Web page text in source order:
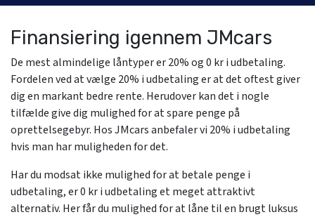
Finansiering igennem JMcars
De mest almindelige låntyper er 20% og 0 kr i udbetaling.
Fordelen ved at vælge 20% i udbetaling er at det oftest giver
dig en markant bedre rente. Herudover kan det i nogle
tilfælde give dig mulighed for at spare penge på
oprettelsegebyr. Hos JMcars anbefaler vi 20% i udbetaling
hvis man har muligheden for det.
Har du modsat ikke mulighed for at betale penge i
udbetaling, er 0 kr i udbetaling et meget attraktivt
alternativ. Her får du mulighed for at låne til en brugt luksus